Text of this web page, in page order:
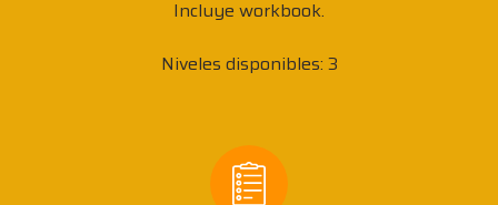
Incluye workbook.
Niveles disponibles: 3